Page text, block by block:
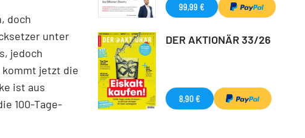
doch
unter
jedoch
kommt jetzt die
ist aus
100-Tage-
99,99 €
DER AKTIONÄR 33/26
8,90 €